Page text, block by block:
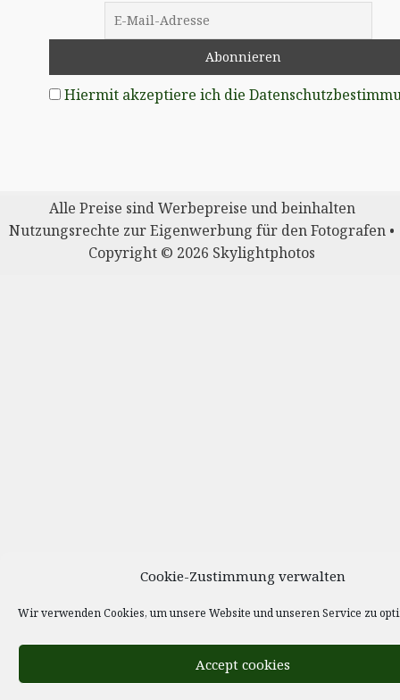
Cookie-Zustimmung verwalten
Wir verwenden Cookies, um unsere Website und unseren Service zu
Accept cookies
Hiermit akzeptiere ich die
Alle Preise sind Werbepreise und beinhalten
Nutzungsrechte zur Eigenwerbung für den Fotografen •
Copyright © 2026 Skylightphotos